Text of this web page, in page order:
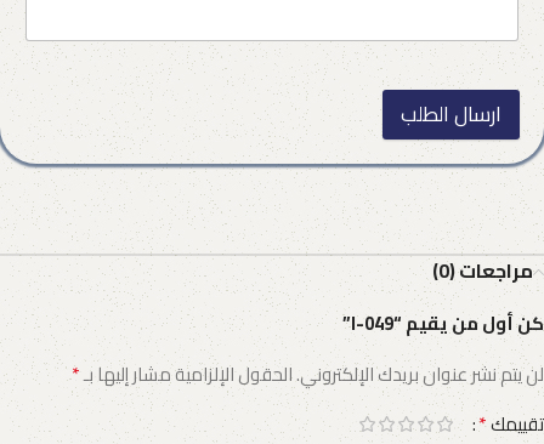
ارسال الطلب
مراجعات (0)
كن أول من يقيم “I-049”
لن يتم نشر عنوان بريدك الإلكتروني.الحقول الإلزامية مشار إليها بـ*
تقييمك*